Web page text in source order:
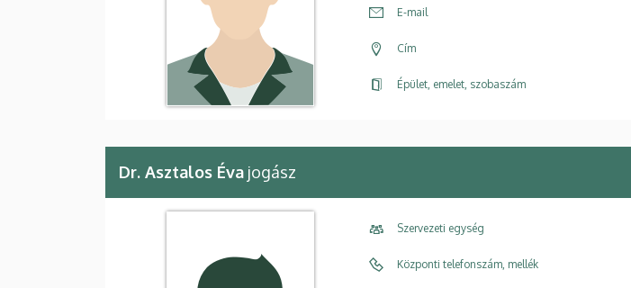
E-mail
Cím
Épület, emelet, szobaszám
Dr. Asztalos Éva jogász
Szervezeti egység
Központi telefonszám, mellék